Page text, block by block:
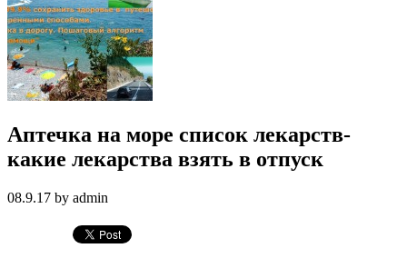
Аптечка на море список лекарств-
какие лекарства взять в отпуск
08.9.17 by admin